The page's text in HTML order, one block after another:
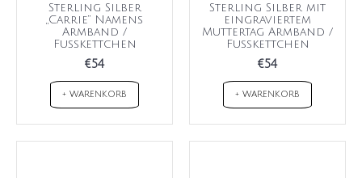
Sterling Silber
„Carrie“ Namens
Armband /
Fußkettchen
€54
+ WARENKORB
Sterling Silber mit
eingraviertem
Muttertag Armband /
Fußkettchen
€54
+ WARENKORB